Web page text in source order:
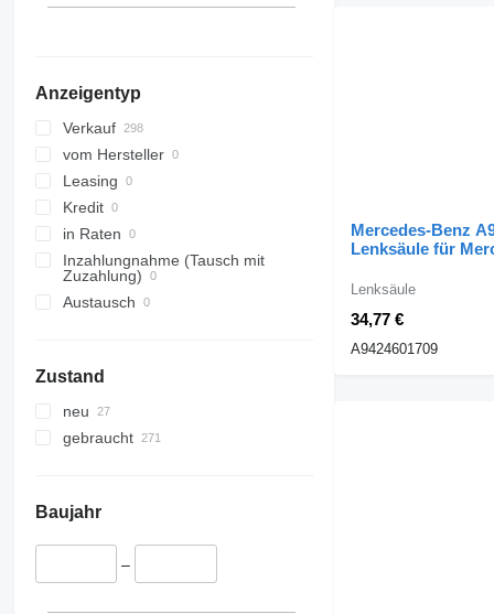
Ölmessstäbe
Ölwannendichtungen
Einspritzrohre
Auto Kühlschränke
Instrumententafel-Gehäuse
Armlehnen
Haubenverschlüsse
Anzeigentyp
Verkauf
vom Hersteller
Leasing
Kredit
in Raten
Inzahlungnahme (Tausch mit
Zuzahlung)
Austausch
Zustand
neu
gebraucht
Baujahr
–
Mercedes-Benz
Lenksäule für
34,77 €
Lenksäule
A9424601709